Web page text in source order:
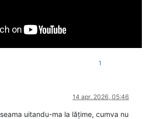
1
14 apr. 2026, 05:46
uitandu-ma la lățime, cumva nu